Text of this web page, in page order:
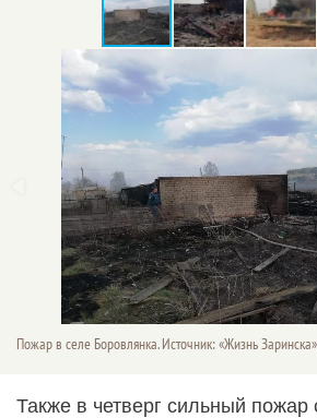
Пожар в селе Боровлянка. Источник: «Жизнь
Также в четверг сильный пожар